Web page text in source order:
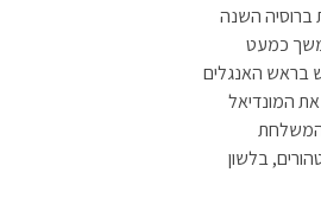
ברוסיה השנה
המירוץ לאירוח המונדיאל הקרוב החל כבר בינואר 2009 ונמשך כמעט
בראש האנגלים
את המונדיאל
המשלחת
בלשון